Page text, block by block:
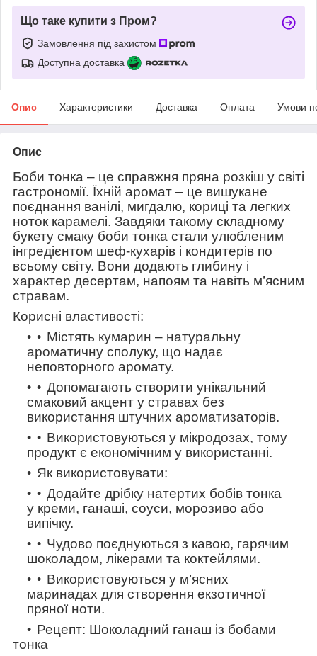
Що таке купити з Пром?
Замовлення під захистом
Доступна доставка
Опис Характеристики Доставка Оплата Умови
Опис
Боби тонка – це справжня пряна розкіш у світі
гастрономії. Їхній аромат – це вишукане
поєднання ванілі, мигдалю, кориці та легких
ноток карамелі. Завдяки такому складному
букету смаку боби тонка стали улюбленим
інгредієнтом шеф-кухарів і кондитерів по
всьому світу. Вони додають глибину і
характер десертам, напоям та навіть м’ясним
стравам.
Корисні властивості:
Містять кумарин – натуральну
ароматичну сполуку, що надає
неповторного аромату.
Допомагають створити унікальний
смаковий акцент у стравах без
використання штучних ароматизаторів.
Використовуються у мікродозах, тому
продукт є економічним у використанні.
Як використовувати:
Додайте дрібку натертих бобів тонка
у креми, ганаші, соуси, морозиво або
випічку.
Чудово поєднуються з кавою, гарячим
шоколадом, лікерами та коктейлями.
Використовуються у м’ясних
маринадах для створення екзотичної
пряної ноти.
Рецепт: Шоколадний ганаш із бобами
тонка